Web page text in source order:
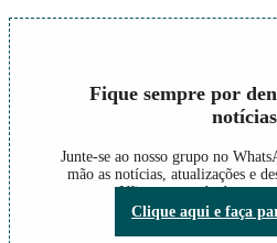
Fique sempre por
Junte-se ao nosso grupo no
mão as notícias, atualizações e
Não perca nada do que
Clique aqui e faça